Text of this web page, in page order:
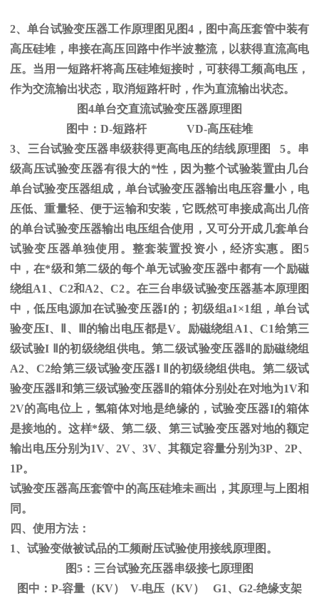
2、单台试验变压器工作原理图见图4 ，图中高压套管中装有
高压硅堆，串接在高压回路中作半波整流，以获得直流高电
压。当用一短路杆将高压硅堆短接时，可获得工频高电压，
作为交流输出状态，取消短路杆时，作为直流输出状态。
图4单台交直流试验变压器原理图
图中： D-短路杆 VD-高压硅堆
3、三台试验变压器串级获得更高电压的结线原理图5。串
级高压试验变压器有很大的*性，因为整个试验装置由几台
单台试验变压器组成，单台试验变压器输出电压容量小，电
压低、重量轻、便于运输和安装，它既然可串接成高出几倍
的单台试验变压器输出电压组合使用，又可分开成几套单台
试验变压器单独使用。整套装置投资小，经济实惠。图 5
中，在*级和第二级的每个单无试验变压器中都有一个励磁
绕组 A1 、 C2和A2、C2。在三台串级试验变压器基本原理图
中，低压电源加在试验变压器I的；初级组a1×1组，单台试
验变压I、 、 的输出电压都是V。励磁绕组 A1、C1给第三
级试验I
Ⅱ的初级绕组供电。第二级试验变压器Ⅱ的励磁绕组
A2、C2给第三级试验变压器I Ⅱ的初级绕组供电。第二级试
验变压器Ⅱ和第三级试验变压器Ⅱ的箱体分别处在对地为1V和
2V的高电位上，氢箱体对地是绝缘的，试验变压器I的箱体
是接地的。这样*级、第二级、第三试验变压器对地的额定
输出电压分别为1V、2V、3V、其额定容量分别为3P、2P、
1P。
试验变压器高压套管中的高压硅堆未画出，其原理与上图相
同。
四、使用方法：
1、试验变做被试品的工频耐压试验使用接线原理图。
图5：三台试验充压器串级接七原理图
图中：P-容量（KV） V-电压（KV） G1、G2-绝缘支架